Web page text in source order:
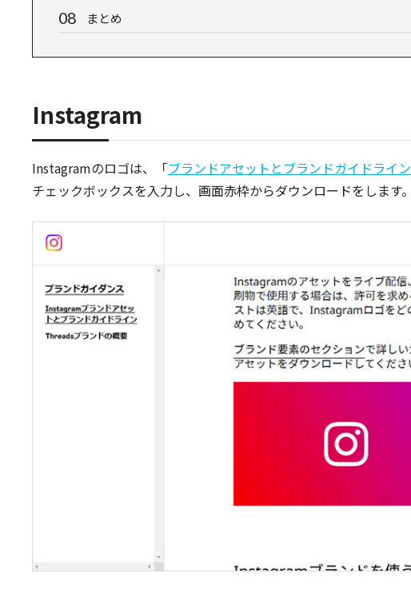
まとめ
Instagram
Instagramのロゴは、「ブランドアセットとブランドガイドライン
チェックボックスを入力し、画面赤枠からダウンロードをします。